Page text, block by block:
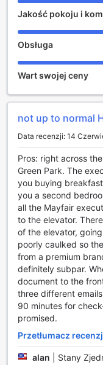
London Hilton On
ale także szeroką
oferuje elegancki
wrażeń. Goście
koktajlu lub lampce
doskonałe miejsce
podzielić się
się w komfortowym
Dla tych, którzy
oferuje kasyno,
emocji i rywalizacji.
pamiątkami, gdzie
będą doskonałą
miłośników relaksu,
można skorzystać z
pięknym ogrodem,
otoczeniu natury.
Obiekty sportowe w
London Hilton On
obiekty sportowe,
zapalonych
nowoczesnego
całą dobę, co
własnych potrzeb i
pomieszczenie
Jakość pokoju i
Obsługa
Wart swojej ceny
not up to normal
Data recenzji: 14
Pros: right across
Green Park. The
you buying
you a second
all the Mayfair
to the elevator.
of the elevator,
poorly caulked so
from a premium
definitely subpar.
document to the
three different
90 minutes for
promised.
Przetłumacz
alan Stany